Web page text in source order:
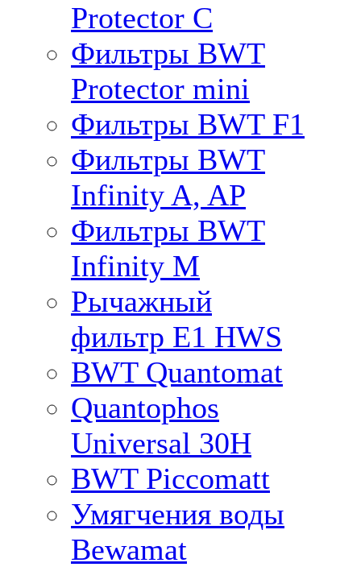
Protector C
Фильтры BWT
Protector mini
Фильтры BWT F1
Фильтры BWT
Infinity A, AP
Фильтры BWT
Infinity M
Рычажный
фильтр E1 HWS
BWT Quantomat
Quantophos
Universal 30H
BWT Piccomatt
Умягчения воды
Bewamat